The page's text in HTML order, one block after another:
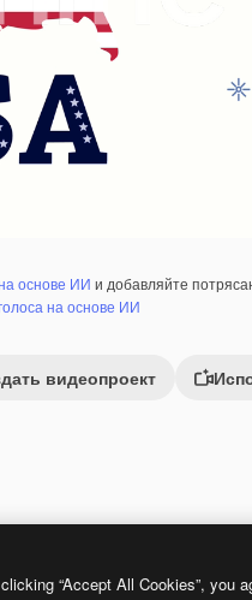
основе ИИ и добавляйте
на основе ИИ
видеопроект
“Accept All Cookies”, you